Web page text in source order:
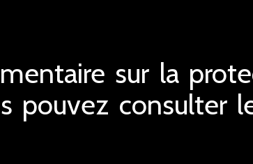
sur la
pouvez consulter